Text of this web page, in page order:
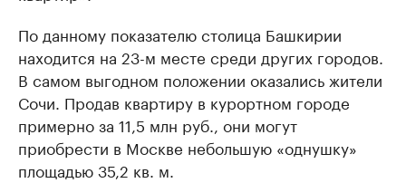
По данному показателю столица Башкирии
находится на 23-м месте среди других городов.
В самом выгодном положении оказались жители
Сочи. Продав квартиру в курортном городе
примерно за 11,5 млн руб., они могут
приобрести в Москве небольшую «однушку»
площадью 35,2 кв. м.